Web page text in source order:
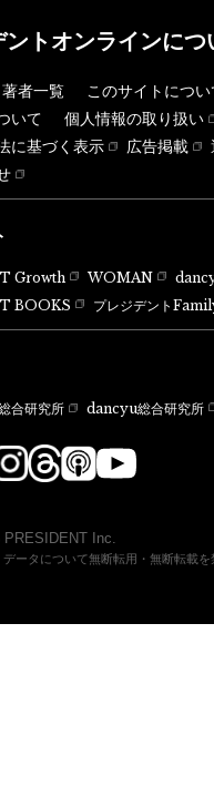
ントオンラインにつ
著者一覧
このサイトについ
いて
個人情報の取り扱い
に基づく表示
広告掲載
Growth WOMAN
BOOKS
プレジデント
合研究所 dancyu総合研究所
Inc.
ータについて無断転用・無断転載を